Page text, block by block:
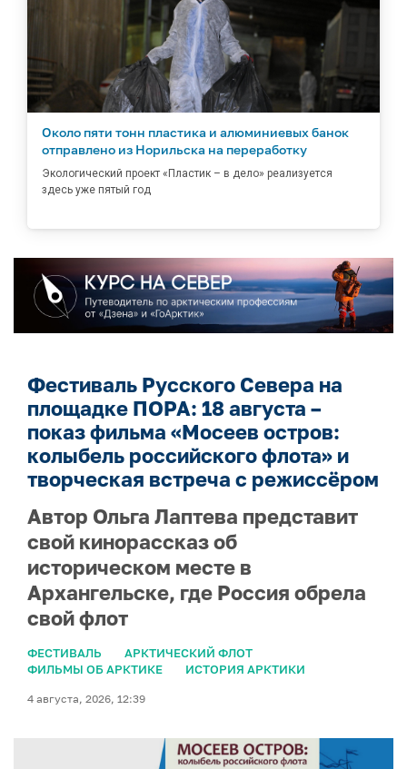
Около пяти тонн пластика и алюминиевых банок
отправлено из Норильска на переработку
Экологический проект «Пластик – в дело» реализуется
здесь уже пятый год
Фестиваль Русского Севера на
площадке ПОРА: 18 августа –
показ фильма «Мосеев остров:
колыбель российского флота» и
творческая встреча с режиссёром
Автор Ольга Лаптева представит
свой кинорассказ об
историческом месте в
Архангельске, где Россия обрела
свой флот
ФЕСТИВАЛЬ
АРКТИЧЕСКИЙ ФЛОТ
ФИЛЬМЫ ОБ АРКТИКЕ
ИСТОРИЯ АРКТИКИ
4 августа, 2026, 12:39